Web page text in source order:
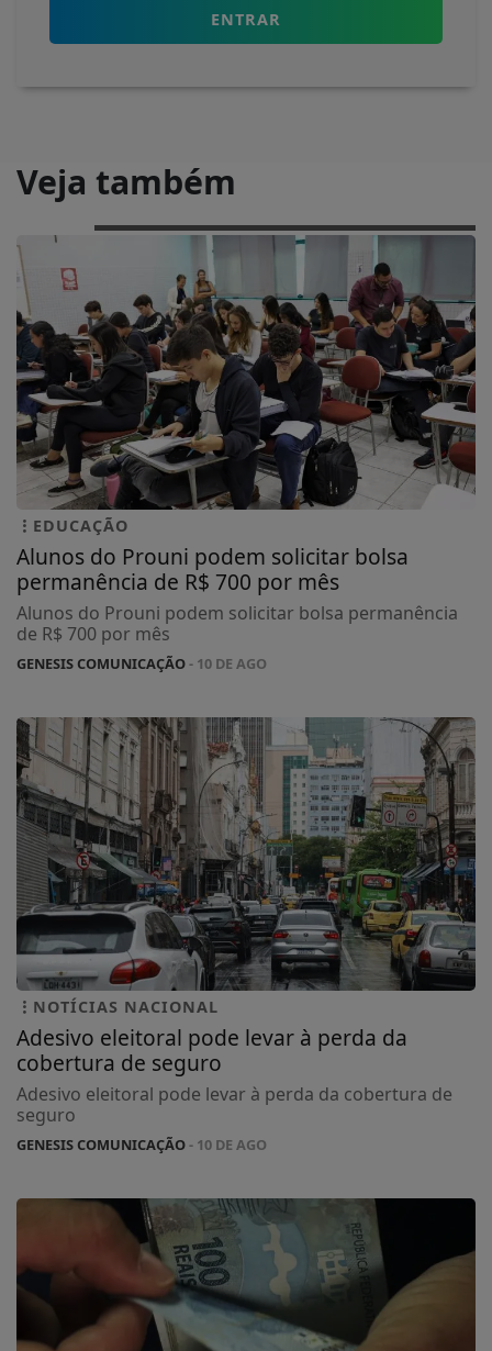
ENTRAR
Veja também
EDUCAÇÃO
Alunos do Prouni podem solicitar bolsa
permanência de R$ 700 por mês
Alunos do Prouni podem solicitar bolsa permanência
de R$ 700 por mês
GENESIS COMUNICAÇÃO- 10 DE AGO
NOTÍCIAS NACIONAL
Adesivo eleitoral pode levar à perda da
cobertura de seguro
Adesivo eleitoral pode levar à perda da cobertura de
seguro
GENESIS COMUNICAÇÃO- 10 DE AGO